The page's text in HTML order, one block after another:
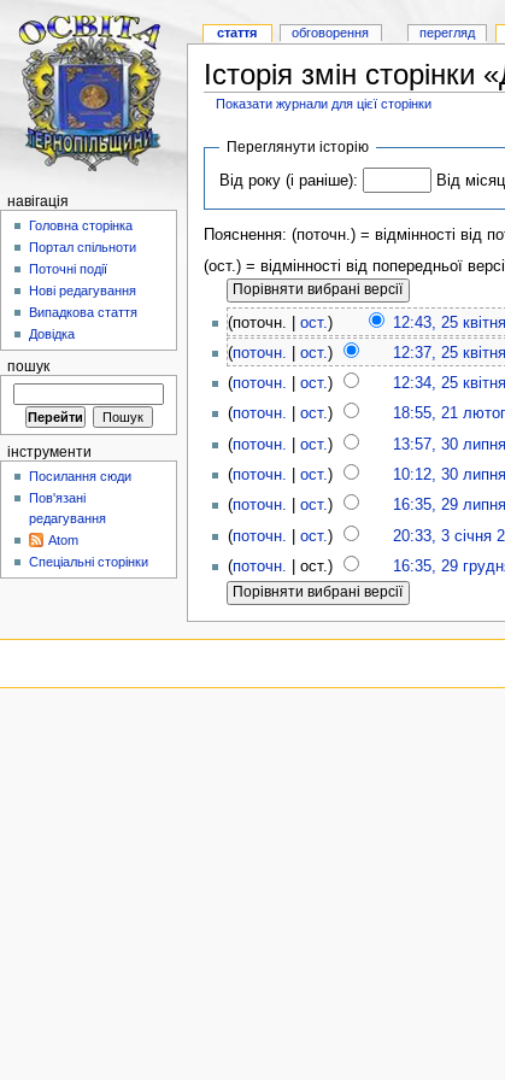
Історія змін
Показати журнали для цієї сторінки
Переглянути історію
Від року (і раніше): Від
Пояснення: (поточн.) = відмінності від
(ост.) = відмінності від попередньої
(поточн. | ост. ) 12:43, 25
(поточн. ост.) 12:37, 25
(поточн. ост.) 12:34, 25
(поточн. ост.) 18:55, 21
(поточн. ост. ) 13:57, 30
(поточн. ост.) 10:12, 30
(поточн. ост.) 16:35, 29
(поточн. ост. ) 20:33, 3 січня
(поточн. | ост.) 16:35, 29
стаття обговорення перегляд
навігація
Головна сторінка
Портал спільноти
Поточні події
Нові редагування
Випадкова стаття
Довідка
пошук
інструменти
Посилання сюди
Пов'язані
редагування
Atom
Спеціальні сторінки